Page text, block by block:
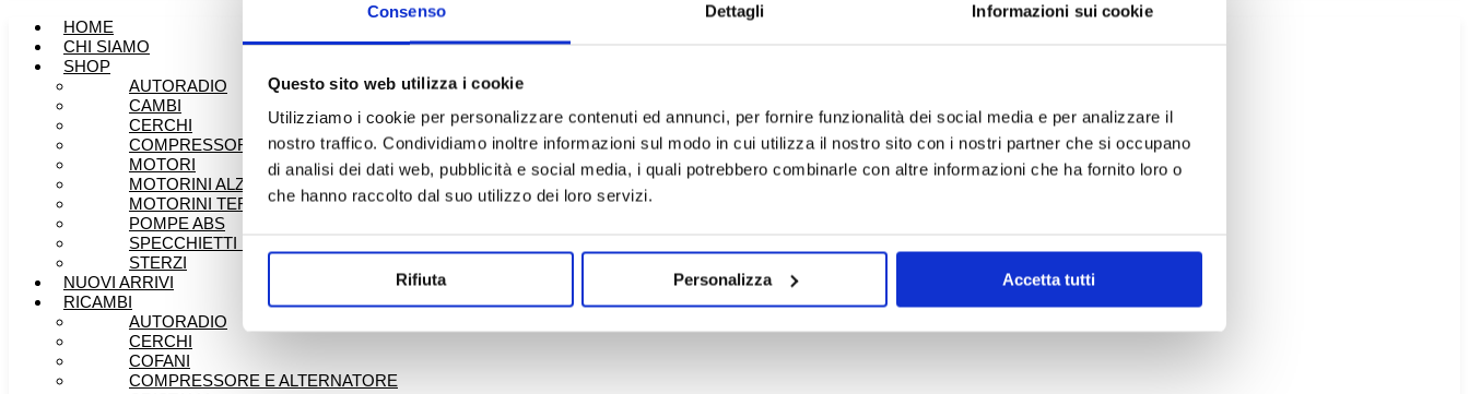
Consenso Dettagli Informazioni sui cookie
Questo sito web utilizza i cookie
Utilizziamo i cookie per personalizzare contenuti ed annunci, per fornire funzionalità dei social media e per analizzare il
nostro traffico. Condividiamo inoltre informazioni sul modo in cui utilizza il nostro sito con i nostri partner che si occupano
di analisi dei dati web, pubblicità e social media, i quali potrebbero combinarle con altre informazioni che ha fornito loro o
che hanno raccolto dal suo utilizzo dei loro servizi.
Rifiuta Personalizza Accetta tutti
HOME
CHI SIAMO
SHOP
AUTORADIO
CAMBI
CERCHI
COMPRESSORE E ALTERNATORE
MOTORI
MOTORINI ALZAVETRO
MOTORINI TERGICRISTALLO
POMPE ABS
SPECCHIETTI RETROVISORI
STERZI
NUOVI ARRIVI
RICAMBI
AUTORADIO
CERCHI
COFANI
COMPRESSORE E ALTERNATORE